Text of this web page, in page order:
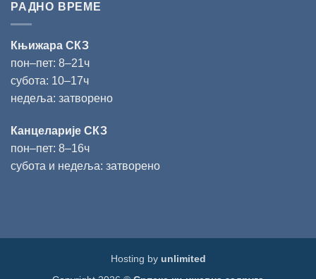
РАДНО ВРЕМЕ
Књижара СКЗ
пон‒пет: 8‒21ч
субота: 10‒17ч
недеља: затворено
Канцеларије СКЗ
пон‒пет: 8‒16ч
субота и недеља: затворено
Hosting by unlimited